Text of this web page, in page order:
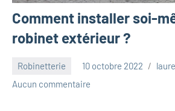
Comment installer soi-
robinet extérieur ?
Robinetterie 10 octobre 2022
laure
Aucun commentaire